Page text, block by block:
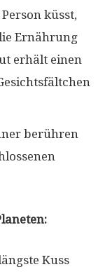
küsst,
Ernährung
erhält einen
berühren
Kuss